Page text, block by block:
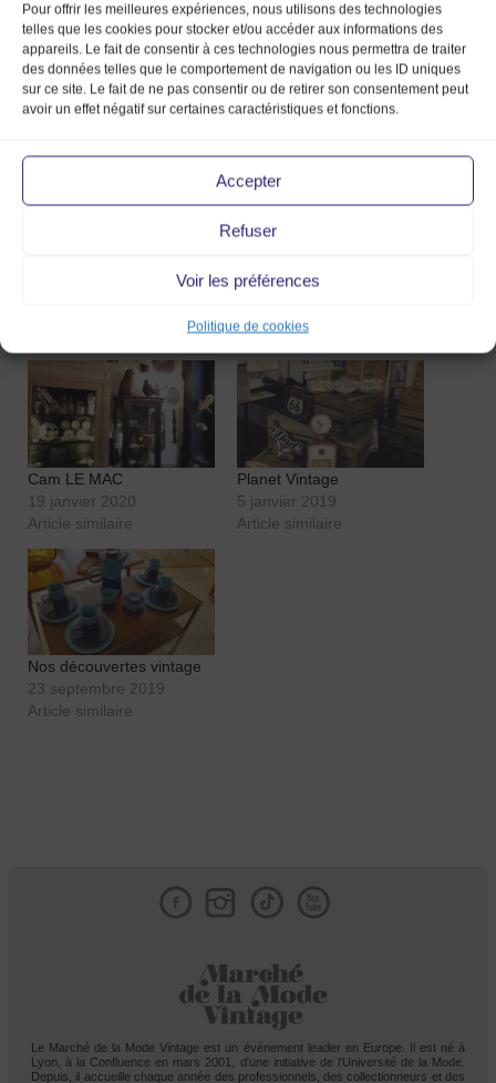
Pour offrir les meilleures expériences, nous utilisons des technologies
telles que les cookies pour stocker et/ou accéder aux informations des
appareils. Le fait de consentir à ces technologies nous permettra de traiter
des données telles que le comportement de navigation ou les ID uniques
sur ce site. Le fait de ne pas consentir ou de retirer son consentement peut
avoir un effet négatif sur certaines caractéristiques et fonctions.
Accepter
Refuser
Voir les préférences
Politique de cookies
conception d’espaces, de
la customisation et
personnalisation sur
demande de vos chaises
ou autres mobiliers de
maison.
les éléments déco vintage
pour rendre votre maison unique au Marché de la Mode Vintage
2019, ou bien dans la boutique “why not” by planète maison dès le 9
Cam LE MAC
19 janvier 2020
Article similaire
Planet Vintage
5 janvier 2019
Article similaire
Nos découvertes vintage
23 septembre 2019
Article similaire
Le Marché de la Mode Vintage est un événement leader en Europe. Il est né à
Lyon, à la Confluence en mars 2001, d'une initiative de l'Université de la Mode.
Depuis, il accueille chaque année des professionnels, des collectionneurs et des